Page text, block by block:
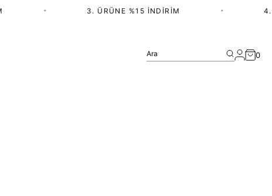
3. ÜRÜNE %15 İNDIRIM
Ara 0